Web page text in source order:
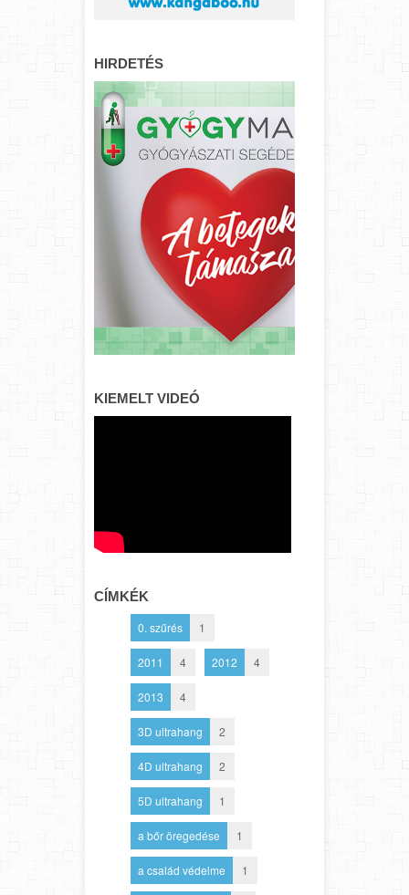
HIRDETÉS
KIEMELT VIDEÓ
CÍMKÉK
0. szűrés
1
2011 4 2012 4
2013 4
3D ultrahang 2
4D ultrahang 2
5D ultrahang 1
a bőr öregedése 1
a család védelme 1